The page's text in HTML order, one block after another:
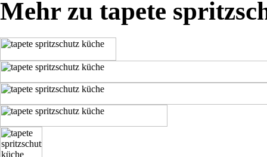
Mehr zu tapete